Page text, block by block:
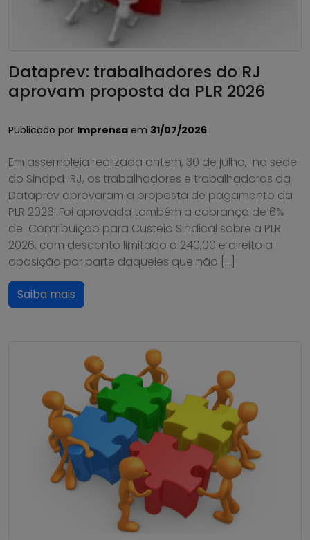
Dataprev: trabalhadores do RJ
aprovam proposta da PLR 2026
Publicado por Imprensa em 31/07/2026.
Em assembleia realizada ontem, 30 de julho, na sede
do Sindpd-RJ, os trabalhadores e trabalhadoras da
Dataprev aprovaram a proposta de pagamento da
PLR 2026. Foi aprovada também a cobrança de 6%
de Contribuição para Custeio Sindical sobre a PLR
2026, com desconto limitado a 240,00 e direito a
oposição por parte daqueles que não […]
Saiba mais